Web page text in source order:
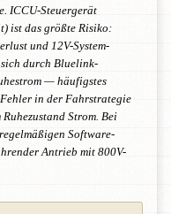
ICCU-Steuergerät
ist das größte Risiko:
und 12V-System-
durch Bluelink-
— häufigstes
in der Fahrstrategie
Strom. Bei
Software-
Antrieb mit 800V-